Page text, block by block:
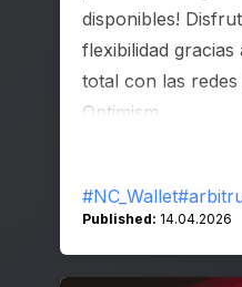
disponibles!
flexibilidad gracias
total con las
Optimism.
#NC_Wallet
Published: 14.04.2026